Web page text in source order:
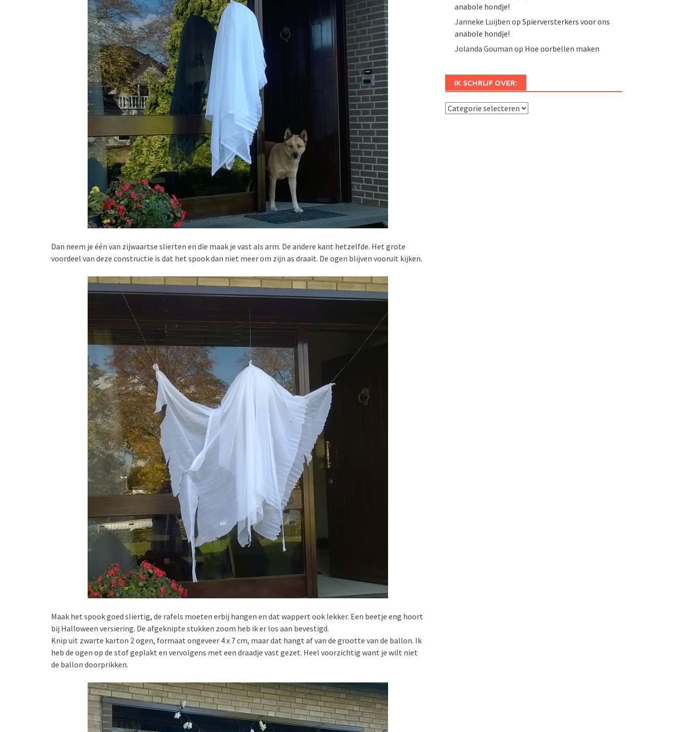
Dan neem je één van zijwaartse slierten en die maak je vast als arm. De andere kant hetzelfde. Het grote
voordeel van deze constructie is dat het spook dan niet meer om zijn as draait. De ogen blijven vooruit kijken.
Maak het spook goed sliertig, de rafels moeten erbij hangen en dat wappert ook lekker. Een beetje eng hoort
bij Halloween versiering. De afgeknipte stukken zoom heb ik er los aan bevestigd.
Knip uit zwarte karton 2 ogen, formaat ongeveer 4 x 7 cm, maar dat hangt af van de grootte van de ballon. Ik
heb de ogen op de stof geplakt en vervolgens met een draadje vast gezet. Heel voorzichtig want je wilt niet
de ballon doorprikken.
anabole hondje!
Janneke Luijben op Spierversterkers voor ons
anabole hondje!
Jolanda Gouman op Hoe oorbellen maken
IK SCHRIJF OVER:
Ik